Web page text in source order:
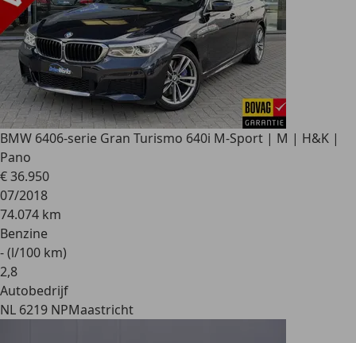
BMW 6406-serie Gran Turismo 640i M-Sport | M | H&K |
Pano
€ 36.950
07/2018
74.074 km
Benzine
- (l/100 km)
2,8
Autobedrijf
NL 6219 NPMaastricht